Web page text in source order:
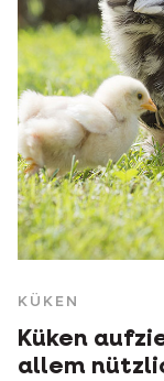
KÜKEN
Küken
allem